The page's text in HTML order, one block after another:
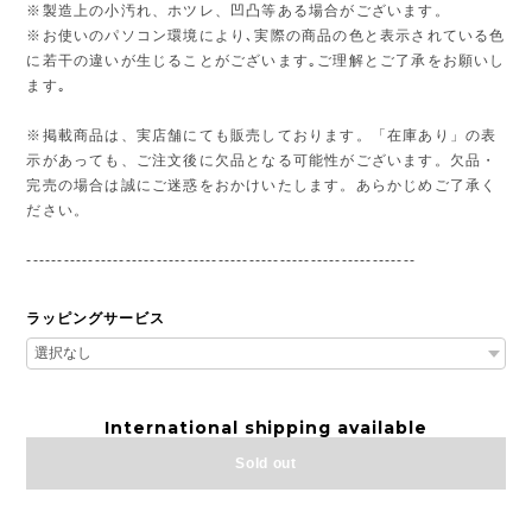
※製造上の小汚れ、ホツレ、凹凸等ある場合がございます。
※お使いのパソコン環境により､実際の商品の色と表示されている色
に若干の違いが生じることがございます｡ご理解とご了承をお願いし
ます｡
※掲載商品は、実店舗にても販売しております。「在庫あり」の表
示があっても、ご注文後に欠品となる可能性がございます。欠品・
完売の場合は誠にご迷惑をおかけいたします。あらかじめご了承く
ださい。
---------------------------------------------------------------
ラッピングサービス
International shipping available
Sold out